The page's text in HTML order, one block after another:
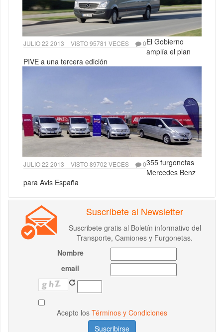
JULIO 22 2013 VISTO 95781 VECES 0El Gobierno
amplía el plan
PIVE a una tercera edición
JULIO 22 2013 VISTO 89702 VECES 0355 furgonetas
Mercedes Benz
para Avis España
Suscríbete al Newsletter
Suscribete gratis al Boletín informativo del
Transporte, Camiones y Furgonetas.
Nombre
email
Acepto los Términos y Condiciones